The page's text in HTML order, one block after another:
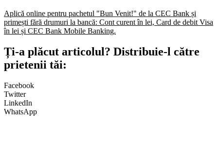
Aplică online pentru pachetul "Bun Venit!" de la CEC Bank și
primești fără drumuri la bancă: Cont curent în lei, Card de debit Visa
în lei și CEC Bank Mobile Banking.​
Ți-a plăcut articolul? Distribuie-l către
prietenii tăi:
Facebook
Twitter
LinkedIn
WhatsApp